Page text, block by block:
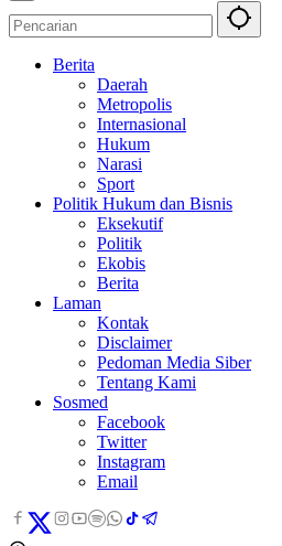
Berita
Daerah
Metropolis
Internasional
Hukum
Narasi
Sport
Politik Hukum dan Bisnis
Eksekutif
Politik
Ekobis
Berita
Laman
Kontak
Disclaimer
Pedoman Media Siber
Tentang Kami
Sosmed
Facebook
Twitter
Instagram
Email